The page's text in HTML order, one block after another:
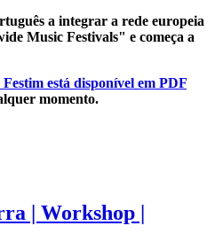
a integrar a rede europeia
Music Festivals" e começa a
está disponível em PDF
momento.
| Workshop |